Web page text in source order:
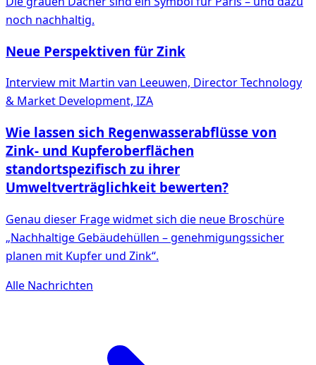
noch nachhaltig.
Neue Perspektiven für Zink
Interview mit Martin van Leeuwen, Director Technology
& Market Development, IZA
Wie lassen sich Regenwasserabflüsse von
Zink- und Kupferoberflächen
standortspezifisch zu ihrer
Umweltverträglichkeit bewerten?
Genau dieser Frage widmet sich die neue Broschüre
„Nachhaltige Gebäudehüllen – genehmigungssicher
planen mit Kupfer und Zink“.
Alle Nachrichten